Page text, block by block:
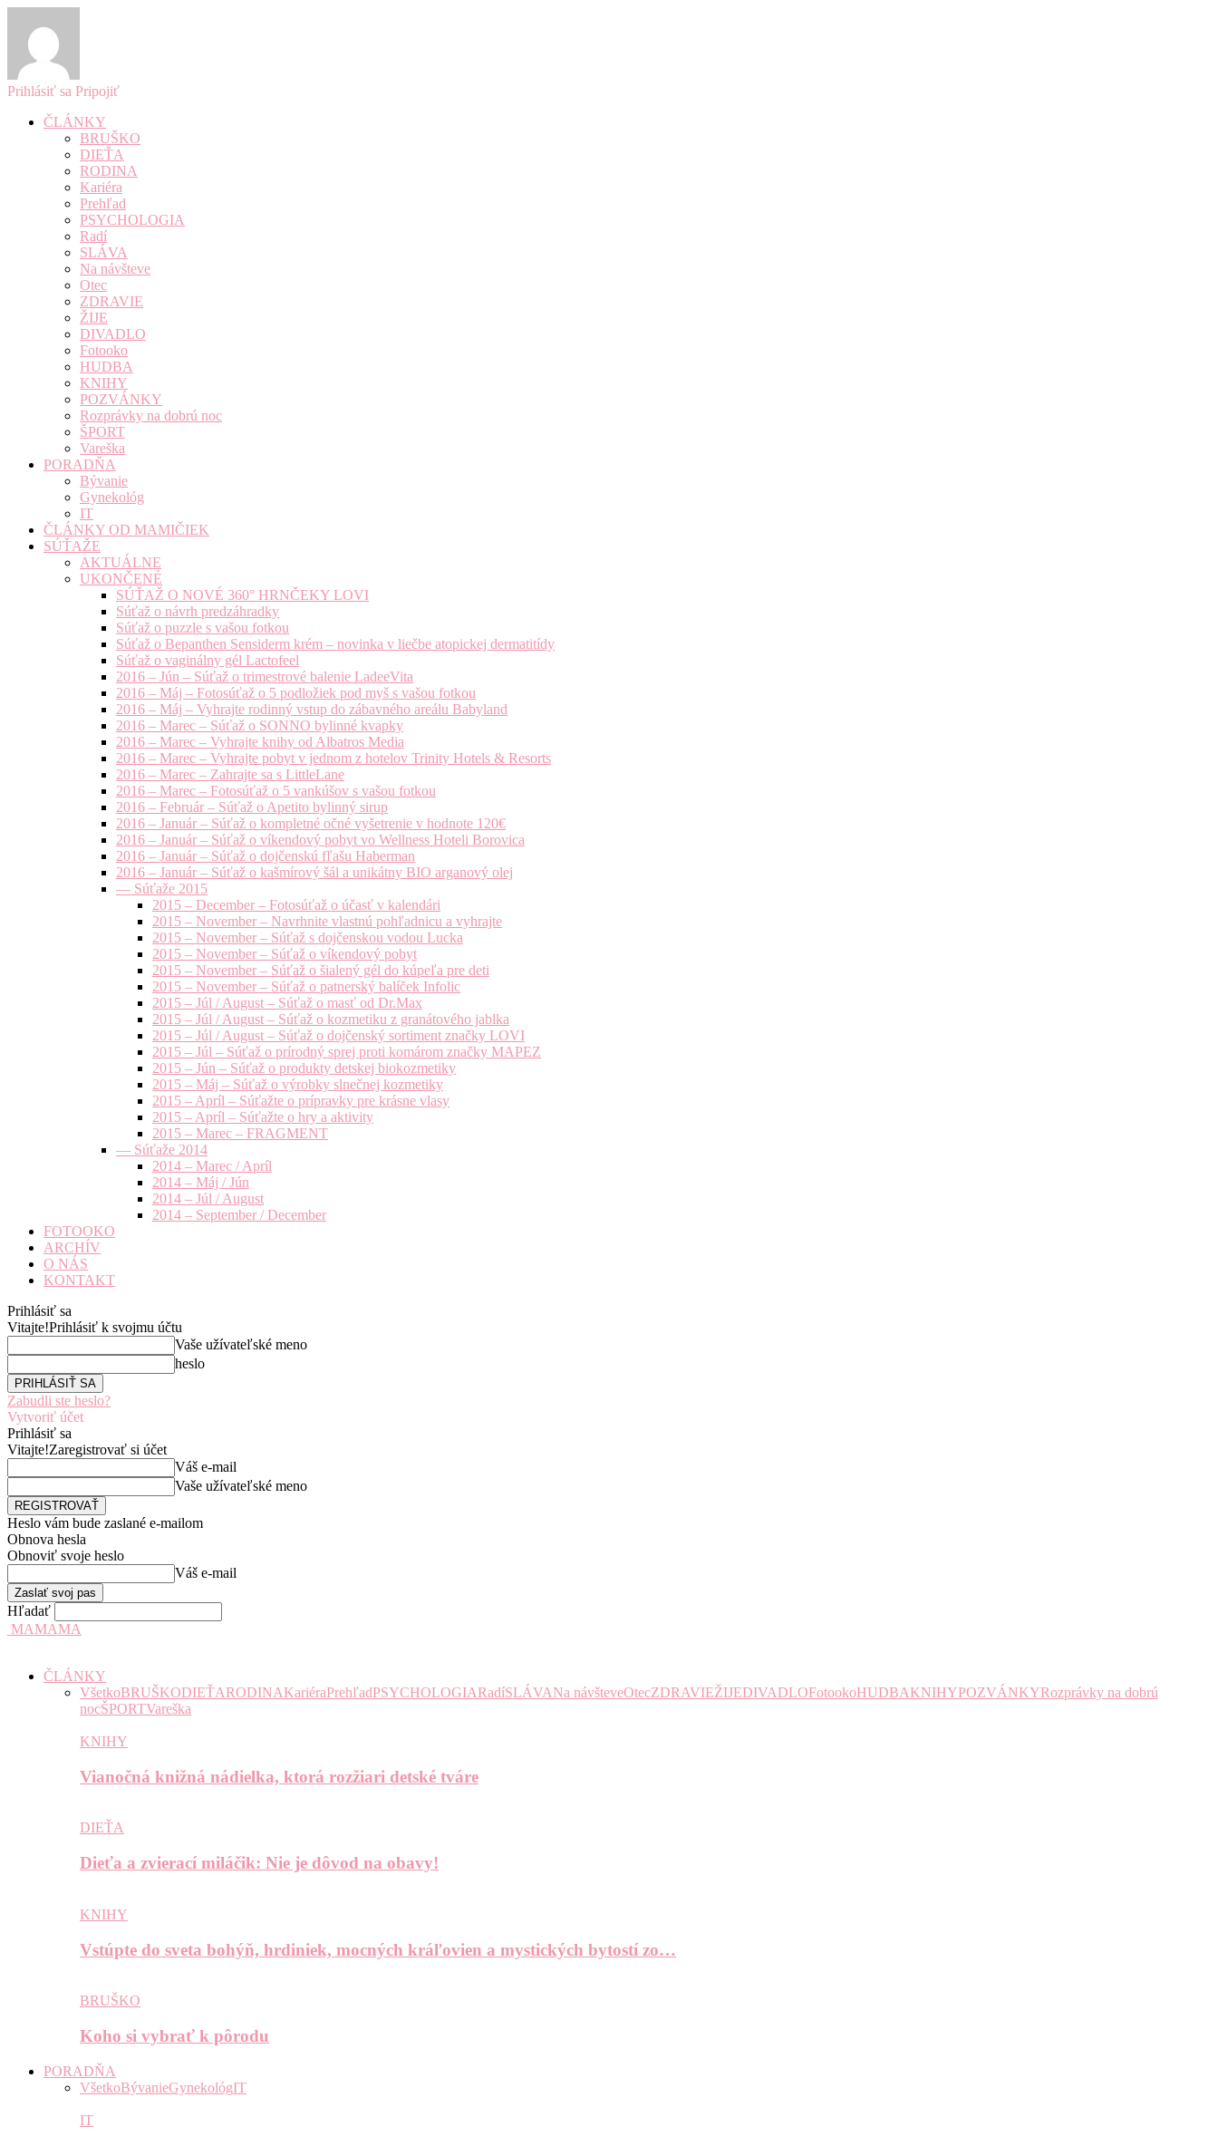
Prihlásiť sa Pripojiť
ČLÁNKY
BRUŠKO
DIEŤA
RODINA
Kariéra
Prehľad
PSYCHOLOGIA
Radí
SLÁVA
Na návšteve
Otec
ZDRAVIE
ŽIJE
DIVADLO
Fotooko
HUDBA
KNIHY
POZVÁNKY
Rozprávky na dobrú noc
ŠPORT
Vareška
PORADŇA
Bývanie
Gynekológ
IT
ČLÁNKY OD MAMIČIEK
SÚŤAŽE
AKTUÁLNE
UKONČENÉ
SÚŤAŽ O NOVÉ 360° HRNČEKY LOVI
Súťaž o návrh predzáhradky
Súťaž o puzzle s vašou fotkou
Súťaž o Bepanthen Sensiderm krém – novinka v liečbe atopickej dermatitídy
Súťaž o vaginálny gél Lactofeel
2016 – Jún – Súťaž o trimestrové balenie LadeeVita
2016 – Máj – Fotosúťaž o 5 podložiek pod myš s vašou fotkou
2016 – Máj – Vyhrajte rodinný vstup do zábavného areálu Babyland
2016 – Marec – Súťaž o SONNO bylinné kvapky
2016 – Marec – Vyhrajte knihy od Albatros Media
2016 – Marec – Vyhrajte pobyt v jednom z hotelov Trinity Hotels & Resorts
2016 – Marec – Zahrajte sa s LittleLane
2016 – Marec – Fotosúťaž o 5 vankúšov s vašou fotkou
2016 – Február – Súťaž o Apetito bylinný sirup
2016 – Január – Súťaž o kompletné očné vyšetrenie v hodnote 120€
2016 – Január – Súťaž o víkendový pobyt vo Wellness Hoteli Borovica
2016 – Január – Súťaž o dojčenskú fľašu Haberman
2016 – Január – Súťaž o kašmírový šál a unikátny BIO arganový olej
— Súťaže 2015
2015 – December – Fotosúťaž o účasť v kalendári
2015 – November – Navrhnite vlastnú pohľadnicu a vyhrajte
2015 – November – Súťaž s dojčenskou vodou Lucka
2015 – November – Súťaž o víkendový pobyt
2015 – November – Súťaž o šialený gél do kúpeľa pre deti
2015 – November – Súťaž o patnerský balíček Infolic
2015 – Júl / August – Súťaž o masť od Dr.Max
2015 – Júl / August – Súťaž o kozmetiku z granátového jablka
2015 – Júl / August – Súťaž o dojčenský sortiment značky LOVI
2015 – Júl – Súťaž o prírodný sprej proti komárom značky MAPEZ
2015 – Jún – Súťaž o produkty detskej biokozmetiky
2015 – Máj – Súťaž o výrobky slnečnej kozmetiky
2015 – Apríl – Súťažte o prípravky pre krásne vlasy
2015 – Apríl – Súťažte o hry a aktivity
2015 – Marec – FRAGMENT
— Súťaže 2014
2014 – Marec / Apríl
2014 – Máj / Jún
2014 – Júl / August
2014 – September / December
FOTOOKO
ARCHÍV
O NÁS
KONTAKT
Prihlásiť sa
Vitajte!Prihlásiť k svojmu účtu
Vaše užívateľské meno
heslo
Zabudli ste heslo?
Vytvoriť účet
Prihlásiť sa
Vitajte!Zaregistrovať si účet
Váš e-mail
Vaše užívateľské meno
Heslo vám bude zaslané e-mailom
Obnova hesla
Obnoviť svoje heslo
Váš e-mail
Hľadať
MAMAMA
ČLÁNKY
VšetkoBRUŠKODIEŤARODINAKariéraPrehľadPSYCHOLOGIARadíSLÁVANa návšteveOtecZDRAVIEŽIJEDIVADLOFotookoHUDBAKNIHYPOZVÁNKYRozprávky na dobrú
nocŠPORTVareška
KNIHY
Vianočná knižná nádielka, ktorá rozžiari detské tváre
DIEŤA
Dieťa a zvierací miláčik: Nie je dôvod na obavy!
KNIHY
Vstúpte do sveta bohýň, hrdiniek, mocných kráľovien a mystických bytostí zo…
BRUŠKO
Koho si vybrať k pôrodu
PORADŇA
VšetkoBývanieGynekológIT
IT